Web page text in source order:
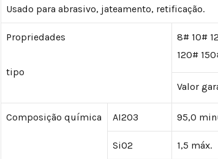
Usado para abrasivo, jateamento, retificação.
Propriedades
tipo
8# 10#
120#
Valor
Composição química AI2O3 95,0
SiO2 1,5 máx.